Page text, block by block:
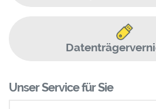
Unser Service für Sie